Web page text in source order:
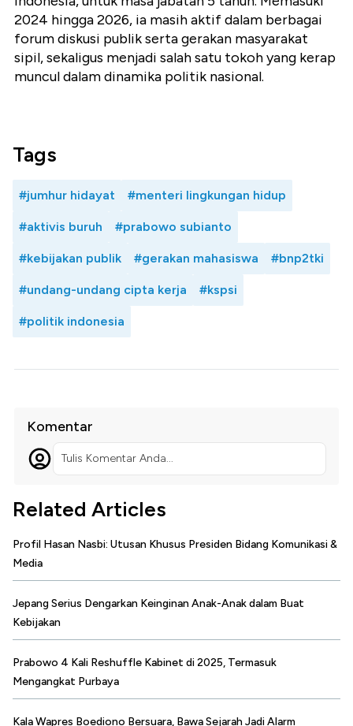
2024 hingga 2026, ia masih aktif dalam berbagai
forum diskusi publik serta gerakan masyarakat
sipil, sekaligus menjadi salah satu tokoh yang kerap
muncul dalam dinamika politik nasional.
Tags
#jumhur hidayat #menteri lingkungan hidup
#aktivis buruh #prabowo subianto
#kebijakan publik #gerakan mahasiswa #bnp2tki
#undang-undang cipta kerja #kspsi
#politik indonesia
Komentar
Tulis Komentar Anda...
Related Articles
Profil Hasan Nasbi: Utusan Khusus Presiden Bidang Komunikasi &
Media
Jepang Serius Dengarkan Keinginan Anak-Anak dalam Buat
Kebijakan
Prabowo 4 Kali Reshuffle Kabinet di 2025, Termasuk
Mengangkat Purbaya
Kala Wapres Boediono Bersuara, Bawa Sejarah Jadi Alarm